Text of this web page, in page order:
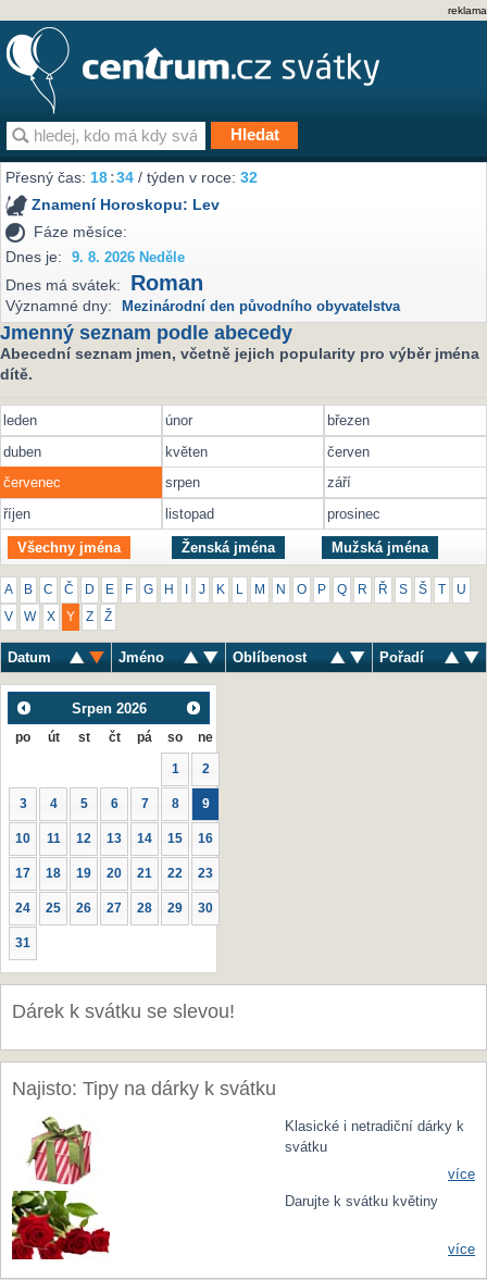
reklama
Přesný čas:18:34 / týden v roce:32
Znamení Horoskopu: Lev
Fáze měsíce:
Dnes je:
9. 8. 2026 Neděle
Dnes má svátek: Roman
Významné dny: Mezinárodní den původního obyvatelstva
Jmenný seznam podle abecedy
Abecední seznam jmen, včetně jejich popularity pro výběr jména
dítě.
leden únor
březen
duben
květen
červen
červenec
srpen
září
říjen
listopad prosinec
Všechny jména Ženská jména Mužská jména
A B C Č D E F G H J K M N O P Q R Ř S Š U
V W X Y Z Ž
Datum Jméno Oblíbenost Pořadí
Srpen 2026
po út st čt pá so ne
1 2
3 4 5 6 7 8 9
10 11 12 13 14 15 16
17 18 19 20 21 22 23
24 25 26 27 28 29 30
31
Dárek k svátku se slevou!
Najisto: Tipy na dárky k svátku
Klasické i netradiční dárky k
svátku
více
Darujte k svátku květiny
více